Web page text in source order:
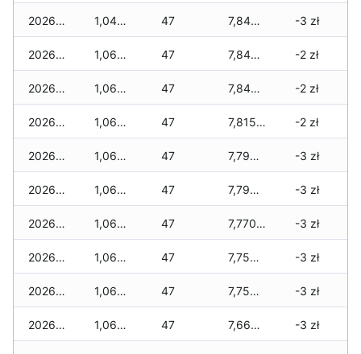
2026-06-24 1,045 zł 47 7,840 zł -3 zł
2026-06-23 1,065 zł 47 7,840 zł -2 zł
2026-06-22 1,065 zł 47 7,840 zł -2 zł
2026-06-21 1,065 zł 47 7,815 zł -2 zł
2026-06-20 1,065 zł 47 7,790 zł -3 zł
2026-06-19 1,065 zł 47 7,790 zł -3 zł
2026-06-18 1,065 zł 47 7,770 zł -3 zł
2026-06-17 1,065 zł 47 7,750 zł -3 zł
2026-06-16 1,065 zł 47 7,750 zł -3 zł
2026-06-15 1,065 zł 47 7,660 zł -3 zł